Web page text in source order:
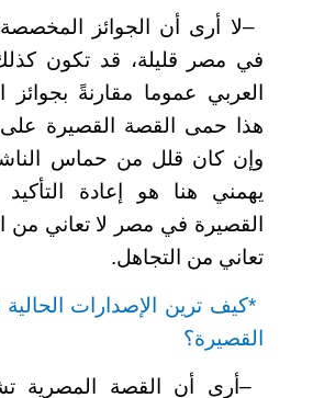
–لا أرى أن الجوائز
في مصر قليلة، قد تكون
العربي عموما مقارنةً بجوائز
هذا حمى القصة القصيرة
وإن كان قلل من حماس
يهمني هنا هو إعادة
القصيرة في مصر لا تعاني من
تعاني من التجاهل.
*كيف ترين الإصدارات
القصيرة؟
– أرى أن القصة المصرية